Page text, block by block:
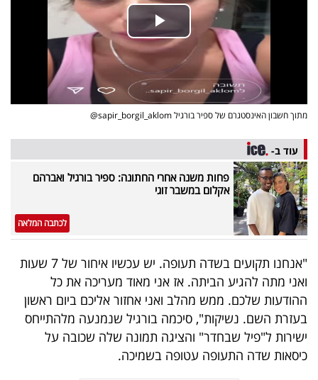
פרסמו
אחרינו:
מתוך חשבון האינסטגרם של ספיר בורגיל sapir_borgil_aklom@
עוד ב-
פחות משנה אחרי החתונה: ספיר בורגיל ואברהם
אקלום במשבר זוגי
לכתבה המלאה
"אנחנו תקועים בשדה תעופה. יש עכשיו איחור של 7 שעות
ואני מתה להגיע הביתה. אז אני מאוד מעריכה את כל
ההודעות שלכם. ממש מהלב ואני אחזור אליכם ביום ראשון
בעזרת השם. נשיקות", סיכמה בורגיל שנמנעה מלהתייחס
ישירות ל"פיל שבחדר" והציגה תמונה שלה שכובה על
כיסאות שדה התעופה עטופה בשמיכה.